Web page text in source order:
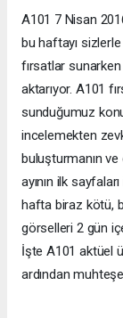
A101 7 Nisan
bu haftayı
fırsatlar
aktarıyor. A101
sunduğumuz
incelemekten
buluşturmanın
ayının ilk
hafta biraz kötü,
görselleri 2 gün
İşte A101 aktüel
ardından